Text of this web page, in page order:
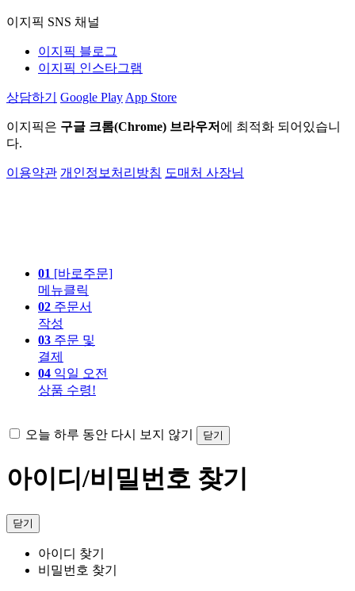
이지픽 SNS 채널
이지픽 블로그
이지픽 인스타그램
상담하기 Google Play App Store
이지픽은 구글 크롬(Chrome) 브라우저 에 최적화 되어있습니
다.
이용약관 개인정보처리방침 도매처 사장님
01 [바로주문]
메뉴클릭
02 주문서
작성
03 주문 및
결제
04 익일 오전
상품 수령!
오늘 하루 동안 다시 보지 않기 닫기
아이디/비밀번호 찾기
닫기
아이디 찾기
비밀번호 찾기